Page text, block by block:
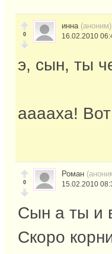
0
инна (аноним)
16.02.2010
э, сын, ты
ааааха!
0
Роман
15.02.2010
Сын а ты и
Скоро